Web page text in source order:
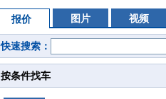
报价 图片 视频
快速搜索：
按条件找车